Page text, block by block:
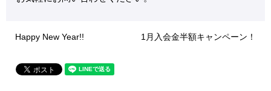
Happy New Year!! 1月入会金半額キャンペーン！